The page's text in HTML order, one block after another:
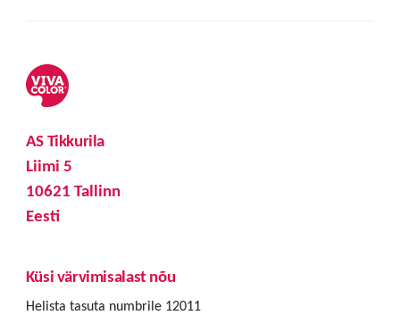
AS Tikkurila
Liimi 5
10621 Tallinn
Eesti
Küsi värvimisalast nõu
Helista tasuta numbrile 12011